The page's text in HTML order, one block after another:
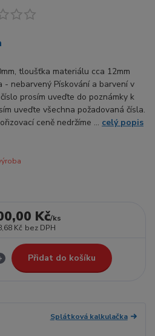
tloušťka materiálu cca 12mm
- nebarvený Pískování a barvení v
prosím uveďte do poznámky k
uveďte všechna požadovaná čísla.
ceně nedržíme ... celý popis
Kč/ks
Kč bez DPH
Přidat do košíku
Splátková kalkulačka